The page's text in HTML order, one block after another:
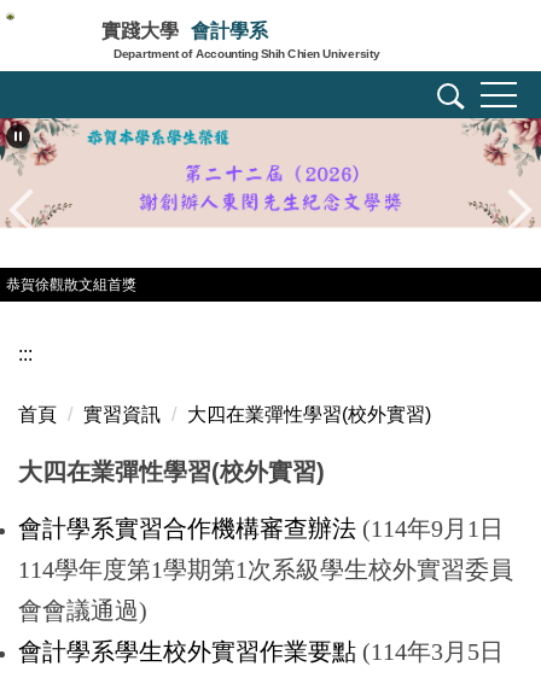
跳
主
內
容
區
實踐大學 會計學系
Department of Accounting Shih Chien University
恭賀徐觀散文組首獎
:::
首頁 實習資訊 大四在業彈性學習(校外實習)
大四在業彈性學習(校外實習)
會計學系實習合作機構審查辦法 (114年9月1日
114學年度第1學期第1次系級學生校外實習委員
會會議通過)
會計學系學生校外實習作業要點 (114年3月5日